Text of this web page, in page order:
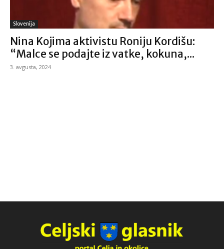
Slovenija
Nina Kojima aktivistu Roniju Kordišu:
“Malce se podajte iz vatke, kokuna,...
3. avgusta, 2024